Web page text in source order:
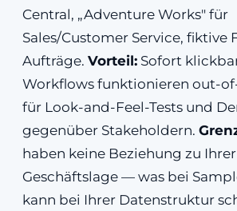
Central, „Adventure Works" für
Sales/Customer Service, fiktive
Aufträge. Vorteil: Sofort
Workflows funktionieren out-
für Look-and-Feel-Tests und
gegenüber Stakeholdern.
haben keine Beziehung zu
Geschäftslage — was bei
kann bei Ihrer Datenstruktur